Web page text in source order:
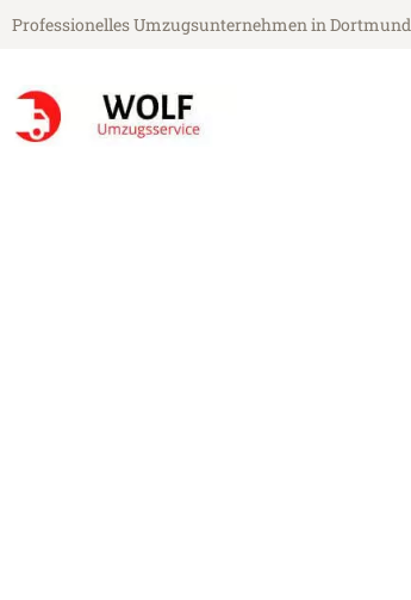
Professionelles Umzugsunternehmen in Dortmund